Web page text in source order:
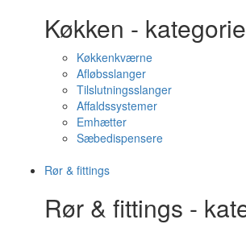
Køkken -
Køkkenkværne
Afløbsslanger
Tilslutningsslanger
Affaldssystemer
Emhætter
Sæbedispensere
Rør & fittings
Rør & fittings -